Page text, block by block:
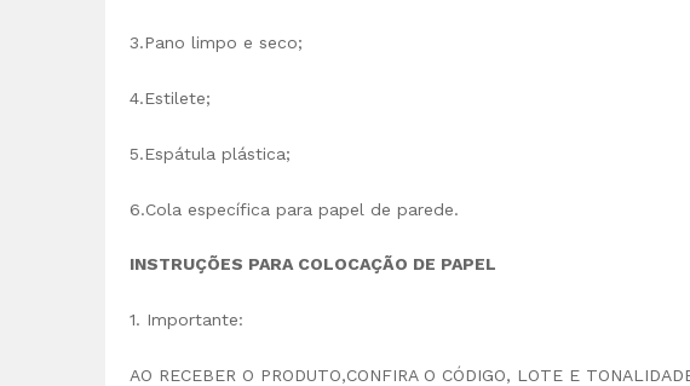
3.Pano limpo e seco;
4.Estilete;
5.Espátula plástica;
6.Cola específica para papel de parede.
INSTRUÇÕES PARA COLOCAÇÃO DE PAPEL
1. Importante:
AO RECEBER O PRODUTO,CONFIRA O CÓDIGO, LOTE E